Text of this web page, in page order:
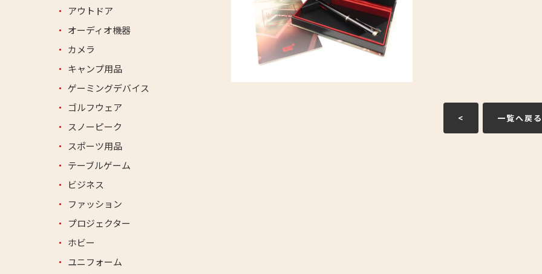
< 一覧へ戻る
アウトドア
オーディオ機器
カメラ
キャンプ用品
ゲーミングデバイス
ゴルフウェア
スノーピーク
スポーツ用品
テーブルゲーム
ビジネス
ファッション
プロジェクター
ホビー
ユニフォーム